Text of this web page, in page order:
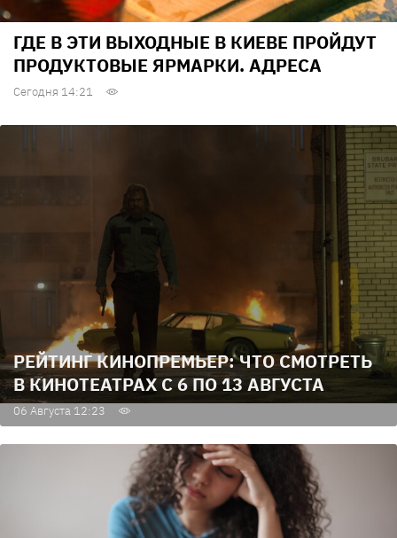
ГДЕ В ЭТИ ВЫХОДНЫЕ В КИЕВЕ ПРОЙДУТ
ПРОДУКТОВЫЕ ЯРМАРКИ. АДРЕСА
Сегодня 14:21
РЕЙТИНГ КИНОПРЕМЬЕР: ЧТО СМОТРЕТЬ
В КИНОТЕАТРАХ С 6 ПО 13 АВГУСТА
06 Августа 12:23